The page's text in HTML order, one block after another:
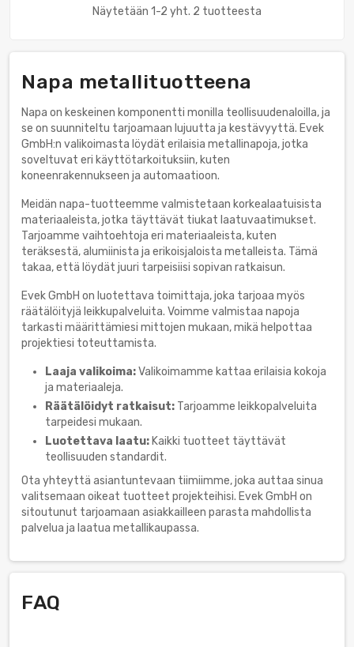
Näytetään 1-2 yht. 2 tuotteesta
Napa metallituotteena
Napa on keskeinen komponentti monilla teollisuudenaloilla, ja
se on suunniteltu tarjoamaan lujuutta ja kestävyyttä. Evek
GmbH:n valikoimasta löydät erilaisia metallinapoja, jotka
soveltuvat eri käyttötarkoituksiin, kuten
koneenrakennukseen ja automaatioon.
Meidän napa-tuotteemme valmistetaan korkealaatuisista
materiaaleista, jotka täyttävät tiukat laatuvaatimukset.
Tarjoamme vaihtoehtoja eri materiaaleista, kuten
teräksestä, alumiinista ja erikoisjaloista metalleista. Tämä
takaa, että löydät juuri tarpeisiisi sopivan ratkaisun.
Evek GmbH on luotettava toimittaja, joka tarjoaa myös
räätälöityjä leikkupalveluita. Voimme valmistaa napoja
tarkasti määrittämiesi mittojen mukaan, mikä helpottaa
projektiesi toteuttamista.
Laaja valikoima:Valikoimamme kattaa erilaisia kokoja
ja materiaaleja.
Räätälöidyt ratkaisut: Tarjoamme leikkopalveluita
tarpeidesi mukaan.
Luotettava laatu: Kaikki tuotteet täyttävät
teollisuuden standardit.
Ota yhteyttä asiantuntevaan tiimiimme, joka auttaa sinua
valitsemaan oikeat tuotteet projekteihisi. Evek GmbH on
sitoutunut tarjoamaan asiakkailleen parasta mahdollista
palvelua ja laatua metallikaupassa.
FAQ